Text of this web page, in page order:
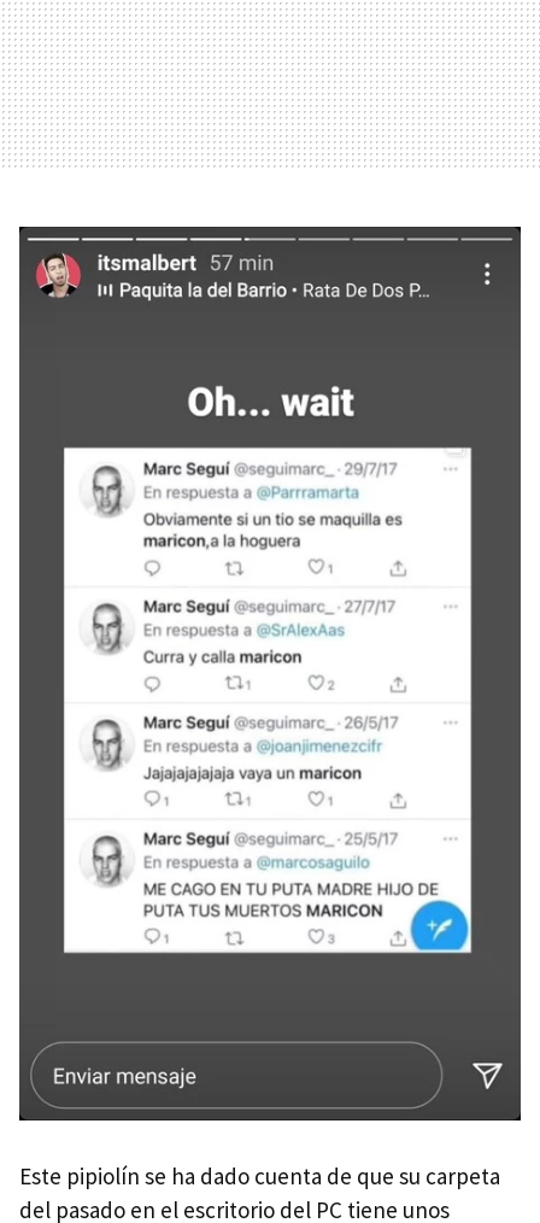
Este pipiolín se ha dado cuenta de que su carpeta
del pasado en el escritorio del PC tiene unos